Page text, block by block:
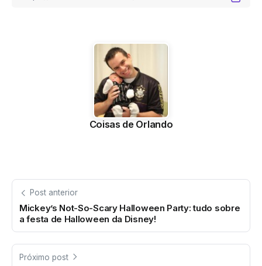
Coisas de Orlando
Post anterior
Mickey’s Not-So-Scary Halloween Party: tudo sobre
a festa de Halloween da Disney!
Próximo post